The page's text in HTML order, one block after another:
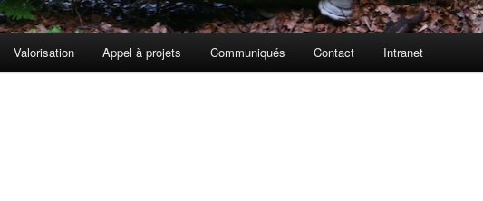
Valorisation Appel à projets Communiqués Contact Intranet